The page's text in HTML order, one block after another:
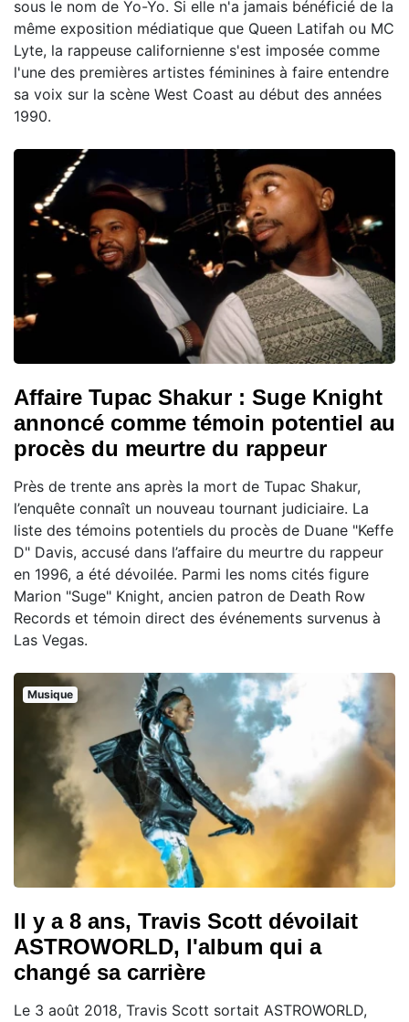
sous le nom de Yo-Yo. Si elle n'a jamais bénéficié de la
même exposition médiatique que Queen Latifah ou MC
Lyte, la rappeuse californienne s'est imposée comme
l'une des premières artistes féminines à faire entendre
sa voix sur la scène West Coast au début des années
1990.
Affaire Tupac Shakur : Suge Knight
annoncé comme témoin potentiel au
procès du meurtre du rappeur
Près de trente ans après la mort de Tupac Shakur,
l’enquête connaît un nouveau tournant judiciaire. La
liste des témoins potentiels du procès de Duane "Keffe
D" Davis, accusé dans l’affaire du meurtre du rappeur
en 1996, a été dévoilée. Parmi les noms cités figure
Marion "Suge" Knight, ancien patron de Death Row
Records et témoin direct des événements survenus à
Las Vegas.
Musique
Il y a 8 ans, Travis Scott dévoilait
ASTROWORLD, l'album qui a
changé sa carrière
Le 3 août 2018, Travis Scott sortait ASTROWORLD,